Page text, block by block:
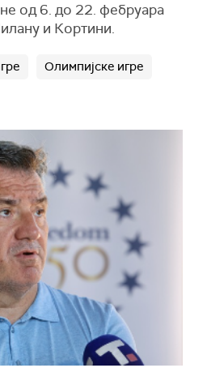
од 6. до 22. фебруара
и Кортини.
Олимпијске игре